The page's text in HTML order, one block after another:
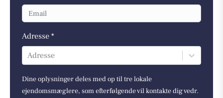
Adresse *
Adresse
Dine oplysninger deles med op til tre lokale
ejendomsmæglere, som efterfølgende vil kontakte dig vedr.